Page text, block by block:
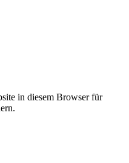
in diesem Browser für